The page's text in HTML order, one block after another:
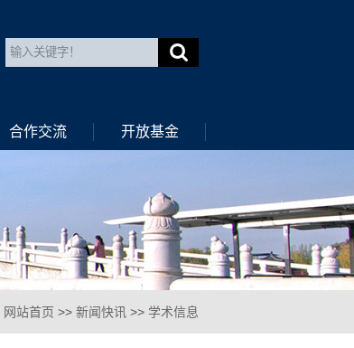
合作交流 开放基金
网站首页 >> 新闻快讯 >> 学术信息